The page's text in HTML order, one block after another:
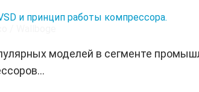
и принцип работы компрессора.
моделей в сегменте